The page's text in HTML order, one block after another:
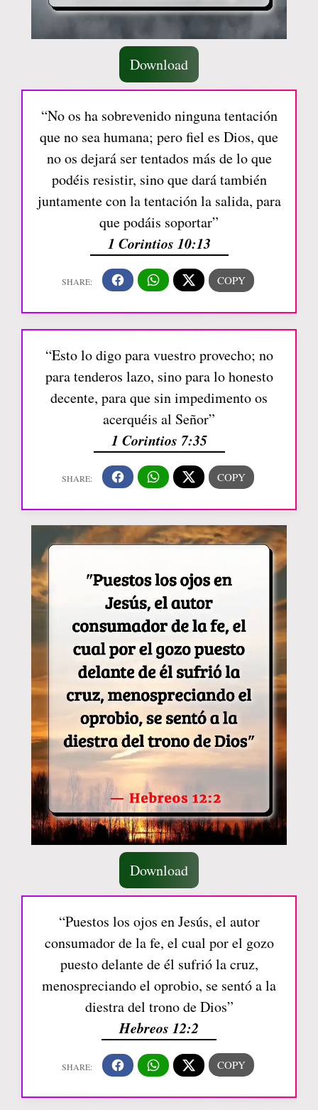
Download
“No os ha sobrevenido ninguna tentación
que no sea humana; pero fiel es Dios, que
no os dejará ser tentados más de lo que
podéis resistir, sino que dará también
juntamente con la tentación la salida, para
que podáis soportar”
1 Corintios 10:13
“Esto lo digo para vuestro provecho; no
para tenderos lazo, sino para lo honesto
decente, para que sin impedimento os
acerquéis al Señor”
1 Corintios 7:35
Download
“Puestos los ojos en Jesús, el autor
consumador de la fe, el cual por el gozo
puesto delante de él sufrió la cruz,
menospreciando el oprobio, se sentó a la
diestra del trono de Dios”
Hebreos 12:2